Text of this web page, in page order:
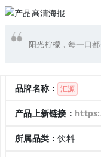
阳光柠檬，每一口
品牌名称： 汇源
产品上新链接：
所属品类：饮料